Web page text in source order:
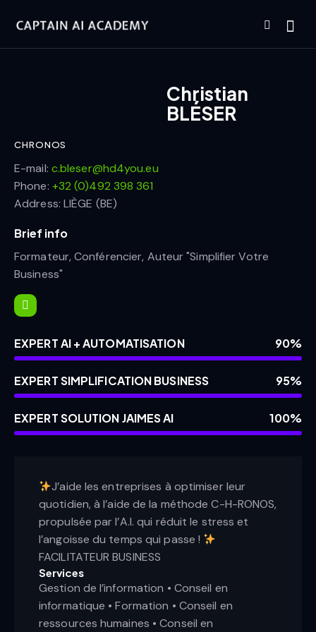
Christian
BLÉSER
CHRONOS
E-mail: c.bleser@hd4you.eu
Phone: +32 (0)492 398 361
Address: LIÈGE (BE)
Brief info
Formateur, Conférencier, Auteur "Simplifier Votre
Business"
EXPERT AI + AUTOMATISATION 90%
EXPERT SIMPLIFICATION BUSINESS 95%
EXPERT SOLUTION JAIMES AI 100%
J’aide les entreprises à optimiser leur
quotidien, à l’aide de la méthode C-H-RONOS,
propulsée par l’A.I. qui réduit le stress et
l’angoisse du temps qui passe !
FACILITATEUR BUSINESS
Services
Gestion de l’information • Conseil en
informatique • Formation • Conseil en
ressources humaines • Conseil en